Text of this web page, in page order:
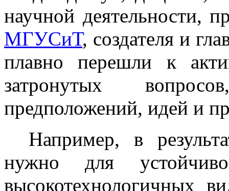
научной деятельности,
МГУСиТ, создателя и
плавно перешли к
затронутых
предположений, идей и
Например, в
нужно для
высокотехнологичных